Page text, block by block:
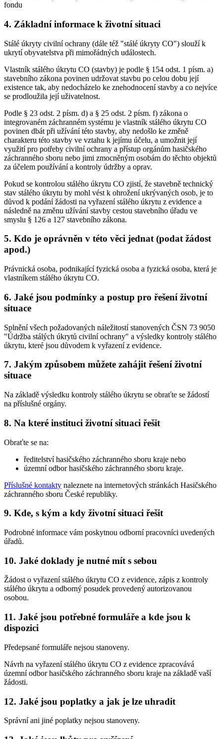
fondu
4. Základní informace k životní situaci
Stálé úkryty civilní ochrany (dále též "stálé úkryty CO") slouží k
ukrytí obyvatelstva při mimořádných událostech.
Vlastník stálého úkrytu CO (stavby) je podle § 154 odst. 1 písm. a)
stavebního zákona povinen udržovat stavbu po celou dobu její
existence tak, aby nedocházelo ke znehodnocení stavby a co nejvíce
se prodloužila její uživatelnost.
Podle § 23 odst. 2 písm. d) a § 25 odst. 2 písm. f) zákona o
integrovaném záchranném systému je vlastník stálého úkrytu CO
povinen dbát při užívání této stavby, aby nedošlo ke změně
charakteru této stavby ve vztahu k jejímu účelu, a umožnit její
využití pro potřeby civilní ochrany a přístup orgánům hasičského
záchranného sboru nebo jimi zmocněným osobám do těchto objektů
za účelem používání a kontroly údržby a oprav.
Pokud se kontrolou stálého úkrytu CO zjistí, že stavebně technický
stav stálého úkrytu by mohl vést k ohrožení ukrývaných osob, je to
důvod k podání žádosti na vyřazení stálého úkrytu z evidence a
následně na změnu užívání stavby cestou stavebního úřadu ve
smyslu § 126 a 127 stavebního zákona.
5. Kdo je oprávněn v této věci jednat (podat žádost
apod.)
Právnická osoba, podnikající fyzická osoba a fyzická osoba, která je
vlastníkem stálého úkrytu CO.
6. Jaké jsou podmínky a postup pro řešení životní
situace
Splnění všech požadovaných náležitostí stanovených ČSN 73 9050
"Údržba stálých úkrytů civilní ochrany" a výsledky kontroly stálého
úkrytu, které jsou důvodem k vyřazení z evidence.
7. Jakým způsobem můžete zahájit řešení životní
situace
Na základě výsledku kontroly stálého úkrytu se obraťte se žádostí
na příslušné orgány.
8. Na které instituci životní situaci řešit
Obraťte se na:
ředitelství hasičského záchranného sboru kraje nebo
územní odbor hasičského záchranného sboru kraje.
Příslušné kontakty naleznete na internetových stránkách Hasičského
záchranného sboru České republiky.
9. Kde, s kým a kdy životní situaci řešit
Podrobné informace vám poskytnou odborní pracovníci uvedených
úřadů.
10. Jaké doklady je nutné mít s sebou
Žádost o vyřazení stálého úkrytu CO z evidence, zápis z kontroly
stálého úkrytu a odborný posudek provedený autorizovanou
osobou.
11. Jaké jsou potřebné formuláře a kde jsou k
dispozici
Předepsané formuláře nejsou stanoveny.
Návrh na vyřazení stálého úkrytu CO z evidence zpracovává
územní odbor hasičského záchranného sboru kraje na základě vaší
žádosti.
12. Jaké jsou poplatky a jak je lze uhradit
Správní ani jiné poplatky nejsou stanoveny.